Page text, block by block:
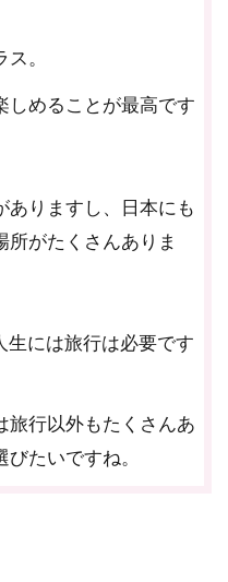
ス。
しめることが最高です
ありますし、日本にも
所がたくさんありま
には旅行は必要です
旅行以外もたくさんあ
たいですね。